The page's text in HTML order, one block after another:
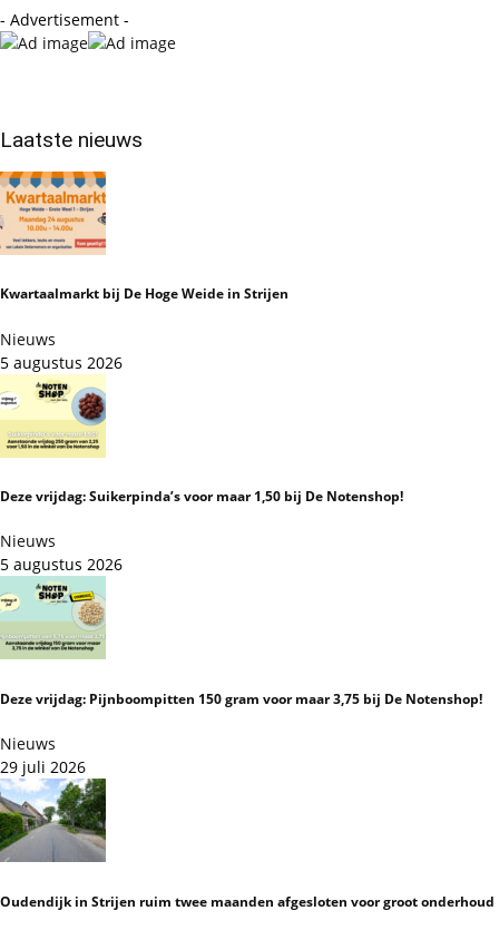
- Advertisement -
Laatste nieuws
Kwartaalmarkt bij De Hoge Weide in Strijen
Nieuws
5 augustus 2026
Deze vrijdag: Suikerpinda’s voor maar 1,50 bij De Notenshop!
Nieuws
5 augustus 2026
Deze vrijdag: Pijnboompitten 150 gram voor maar 3,75 bij De Notenshop!
Nieuws
29 juli 2026
Oudendijk in Strijen ruim twee maanden afgesloten voor groot onderhoud